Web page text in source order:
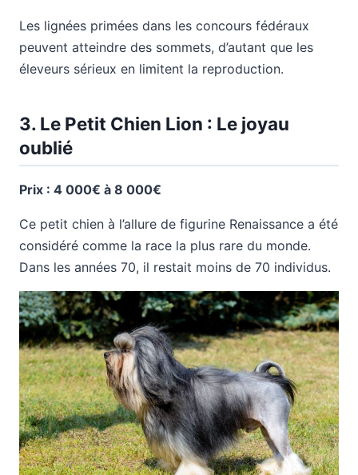
Les lignées primées dans les concours fédéraux
peuvent atteindre des sommets, d’autant que les
éleveurs sérieux en limitent la reproduction.
3. Le Petit Chien Lion : Le joyau
oublié
Prix : 4 000€ à 8 000€
Ce petit chien à l’allure de figurine Renaissance a été
considéré comme la race la plus rare du monde.
Dans les années 70, il restait moins de 70 individus.